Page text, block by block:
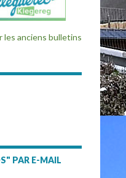
les anciens bulletins
PAR E-MAIL